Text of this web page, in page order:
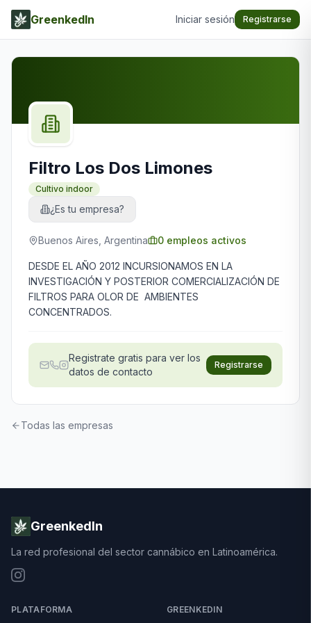
GreenkedIn Iniciar sesión Registrarse
Filtro Los Dos Limones
Cultivo indoor
¿Es tu empresa?
Buenos Aires, Argentina 0 empleos activos
DESDE EL AÑO 2012 INCURSIONAMOS EN LA
INVESTIGACIÓN Y POSTERIOR COMERCIALIZACIÓN DE
FILTROS PARA OLOR DE AMBIENTES
CONCENTRADOS.
Registrate gratis para ver los
datos de contacto
Registrarse
Todas las empresas
GreenkedIn
La red profesional del sector cannábico en Latinoamérica.
PLATAFORMA GREENKEDIN